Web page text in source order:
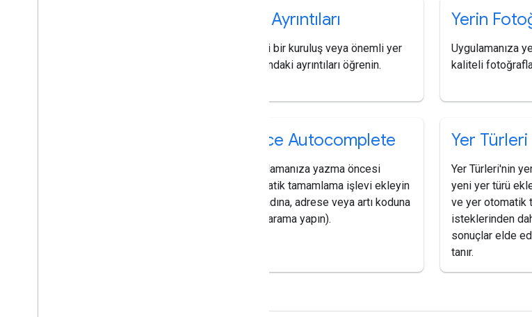
Yer Ayrıntıları
Belirli bir kuruluş veya önemli yer
hakkındaki ayrıntıları öğrenin.
Yerin
Uygulamanıza
kaliteli
Place Autocomplete
Uygulamanıza yazma öncesi
otomatik tamamlama işlevi ekleyin
(yer adına, adrese veya artı koduna
göre arama yapın).
Yer Türleri
Yer Türleri'nin
yeni yer türü
ve yer otomatik
isteklerinden
sonuçlar elde
tanır.